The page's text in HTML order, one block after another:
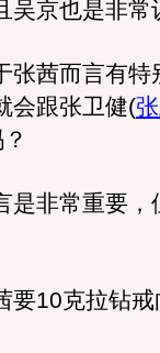
京也是非常
茜而言有特
会跟张卫健(
非常重要，
10克拉钻戒